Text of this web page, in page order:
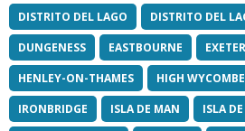
DISTRITO DEL LAGO
DISTRITO DEL
DUNGENESS
EASTBOURNE EXETER
HENLEY-ON-THAMES
HIGH WYCOMBE
IRONBRIDGE
ISLA DE MAN
ISLA